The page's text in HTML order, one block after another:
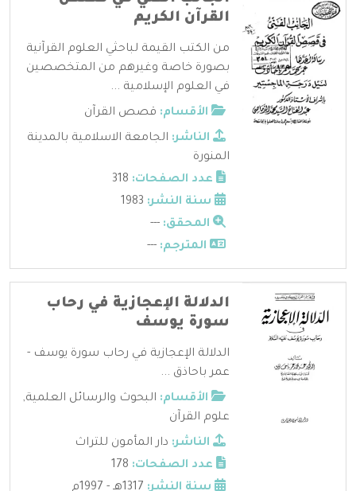
القرآن الكريم
من الكتب القيمة لباحثي العلوم القرآنية
بصورة خاصة وغيرهم من المتخصصين
في العلوم الإسلامية ...
الأقسام: قصص القرآن
الناشر: الجامعة الاسلامية بالمدينة
المنورة
عدد الصفحات:
سنة النشر:
المحقق: ---
المترجم: ---
الدلالة الإعجازية في رحاب
سورة يوسف
الدلالة الإعجازية في رحاب سورة يوسف -
عمر باحاذق ...
الأقسام: البحوث والرسائل العلمية,
علوم القرآن
الناشر: دار المأمون للتراث
عدد الصفحات:
سنة النشر: